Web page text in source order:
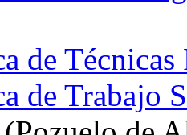
de Técnicas
de Trabajo